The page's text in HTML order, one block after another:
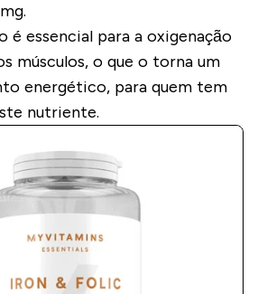
é essencial para a oxigenação
músculos, o que o torna um
energético, para quem tem
nutriente.